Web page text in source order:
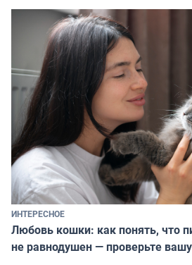
ИНТЕРЕСНОЕ
Любовь кошки: как понять, что
не равнодушен — проверьте